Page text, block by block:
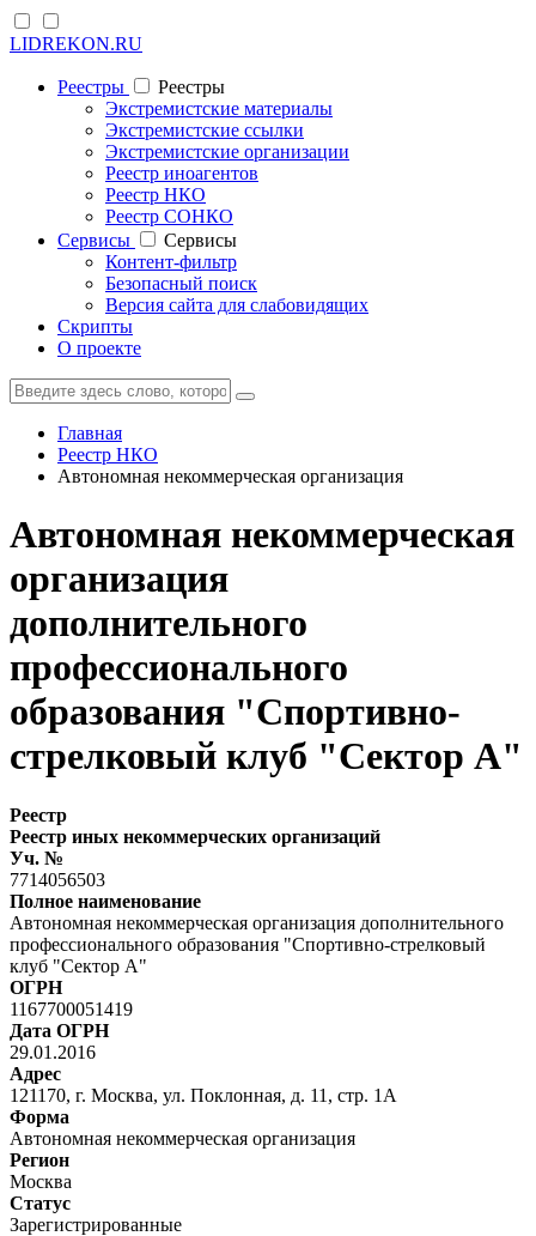
LIDREKON.RU
Реестры
Реестры
Экстремистские материалы
Экстремистские ссылки
Экстремистские организации
Реестр иноагентов
Реестр НКО
Реестр СОНКО
Cервисы
Cервисы
Контент-фильтр
Безопасный поиск
Версия сайта для слабовидящих
Скрипты
О проекте
Главная
Реестр НКО
Автономная некоммерческая организация
Автономная некоммерческая
организация
дополнительного
профессионального
образования "Спортивно-
стрелковый клуб "Сектор А"
Реестр
Реестр иных некоммерческих организаций
Уч. №
7714056503
Полное наименование
Автономная некоммерческая организация дополнительного
профессионального образования "Спортивно-стрелковый
клуб "Сектор А"
ОГРН
1167700051419
Дата ОГРН
29.01.2016
Адрес
121170, г. Москва, ул. Поклонная, д. 11, стр. 1А
Форма
Автономная некоммерческая организация
Регион
Москва
Статус
Зарегистрированные